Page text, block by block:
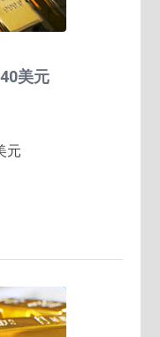
美元
元